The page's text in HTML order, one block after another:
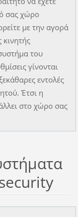
σας χώρο
με την αγορά
κινητής
του
γίνονται
εντολές
Έτσι η
στο χώρο σας